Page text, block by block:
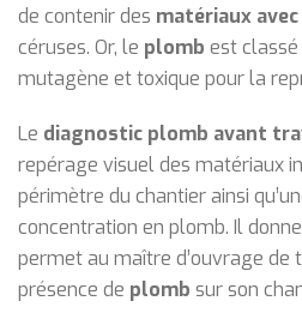
de contenir des matériaux
céruses. Or, le plomb est classé
mutagène et toxique pour la
Le diagnostic plomb avant
repérage visuel des matériaux
périmètre du chantier ainsi
concentration en plomb. Il
permet au maître d’ouvrage de
présence de plomb sur son